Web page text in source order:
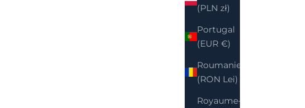
(PLN zł)
Portugal
(EUR €)
Roumanie
(RON Lei)
Royaume-